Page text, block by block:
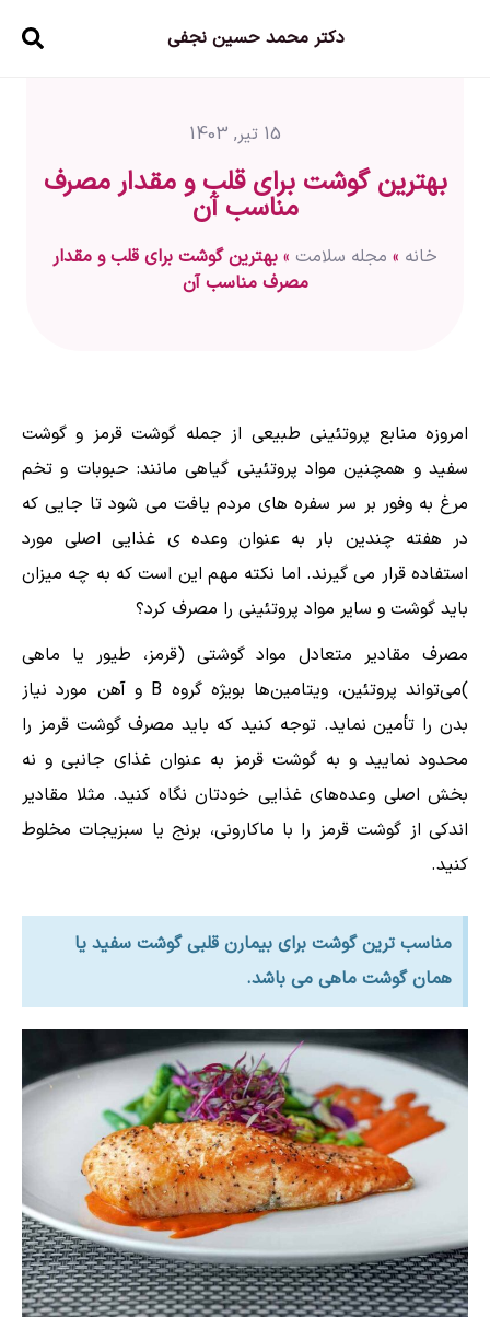
دکتر محمد حسین نجفی
15 تیر, 1403
بهترین گوشت برای قلب و مقدار مصرف
مناسب آن
خانه » مجله سلامت » بهترین گوشت برای قلب و مقدار
مصرف مناسب آن
امروزه منابع پروتئینی طبیعی از جمله گوشت قرمز و گوشت
سفید و همچنین مواد پروتئینی گیاهی مانند: حبوبات و تخم
مرغ به وفور بر سر سفره های مردم یافت می شود تا جایی که
در هفته چندین بار به عنوان وعده ی غذایی اصلی مورد
استفاده قرار می گیرند. اما نکته مهم این است که به چه میزان
باید گوشت و سایر مواد پروتئینی را مصرف کرد؟
مصرف مقادیر متعادل مواد گوشتی (قرمز، طیور یا ماهی
)می‌تواند پروتئین، ویتامین‌ها بویژه گروه B و آهن مورد نیاز
بدن را تأمین نماید. توجه کنید که باید مصرف گوشت قرمز را
محدود نمایید و به گوشت قرمز به عنوان غذای جانبی و نه
بخش اصلی وعده‌های غذایی خودتان نگاه کنید. مثلا مقادیر
اندکی از گوشت قرمز را با ماکارونی، برنج یا سبزیجات مخلوط
کنید.
مناسب ترین گوشت برای بیمارن قلبی گوشت سفید یا
همان گوشت ماهی می باشد.